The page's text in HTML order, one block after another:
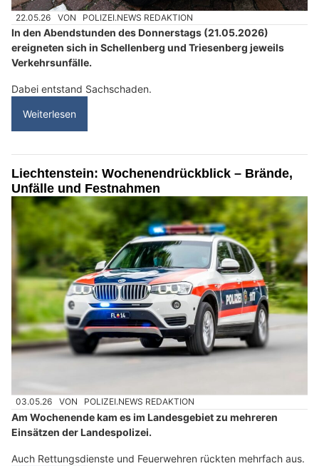
22.05.26 VON POLIZEI.NEWS REDAKTION
In den Abendstunden des Donnerstags (21.05.2026)
ereigneten sich in Schellenberg und Triesenberg jeweils
Verkehrsunfälle.
Dabei entstand Sachschaden.
Weiterlesen
Liechtenstein: Wochenendrückblick – Brände,
Unfälle und Festnahmen
03.05.26 VON POLIZEI.NEWS REDAKTION
Am Wochenende kam es im Landesgebiet zu mehreren
Einsätzen der Landespolizei.
Auch Rettungsdienste und Feuerwehren rückten mehrfach aus.